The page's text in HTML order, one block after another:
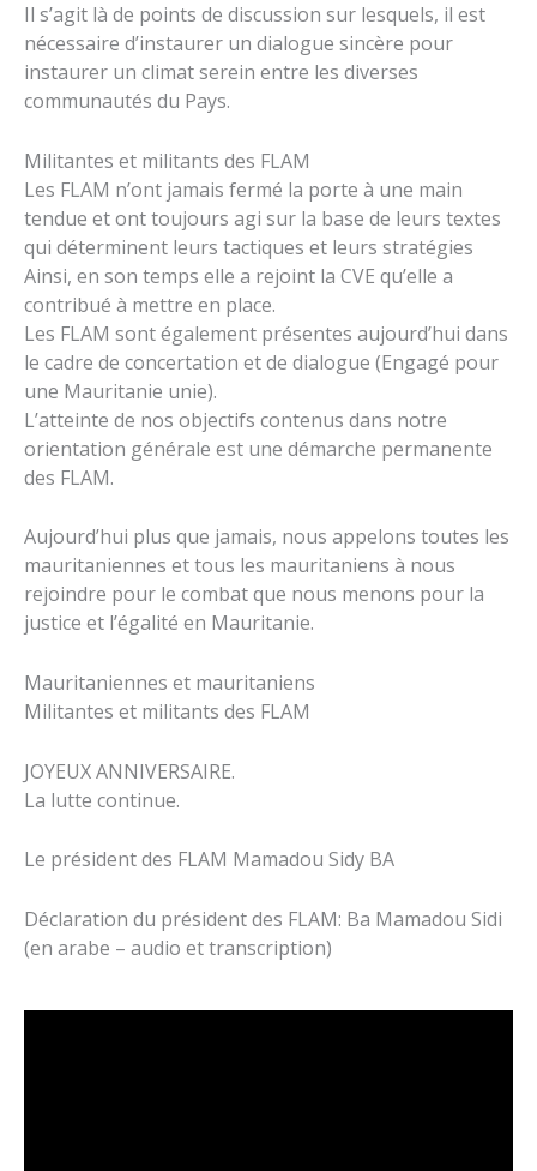
Il s’agit là de points de discussion sur lesquels, il est
nécessaire d’instaurer un dialogue sincère pour
instaurer un climat serein entre les diverses
communautés du Pays.
Militantes et militants des FLAM
Les FLAM n’ont jamais fermé la porte à une main
tendue et ont toujours agi sur la base de leurs textes
qui déterminent leurs tactiques et leurs stratégies
Ainsi, en son temps elle a rejoint la CVE qu’elle a
contribué à mettre en place.
Les FLAM sont également présentes aujourd’hui dans
le cadre de concertation et de dialogue (Engagé pour
une Mauritanie unie).
L’atteinte de nos objectifs contenus dans notre
orientation générale est une démarche permanente
des FLAM.
Aujourd’hui plus que jamais, nous appelons toutes les
mauritaniennes et tous les mauritaniens à nous
rejoindre pour le combat que nous menons pour la
justice et l’égalité en Mauritanie.
Mauritaniennes et mauritaniens
Militantes et militants des FLAM
JOYEUX ANNIVERSAIRE.
La lutte continue.
Le président des FLAM Mamadou Sidy BA
Déclaration du président des FLAM: Ba Mamadou Sidi
(en arabe – audio et transcription)